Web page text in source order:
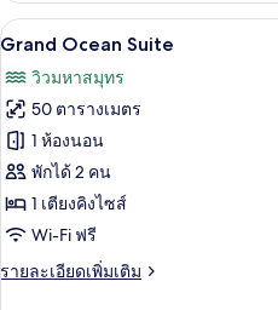
กับ
Sunrise
เปิด
ภาพถ่าย
ทั้งหมด
ของ
Grand
Ocean
Suite
12
Grand Ocean Suite
วิวมหาสมุทร
50 ตารางเมตร
1 ห้องนอน
พักได้ 2 คน
1 เตียงคิงไซส์
Wi-Fi ฟรี
รายละเอียดเพิ่มเติม
ราย